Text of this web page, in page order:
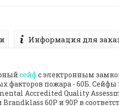
Информация для
сейф с электронным
факторов пожара - 60Б.
Accredited Quality
60P и 90P в